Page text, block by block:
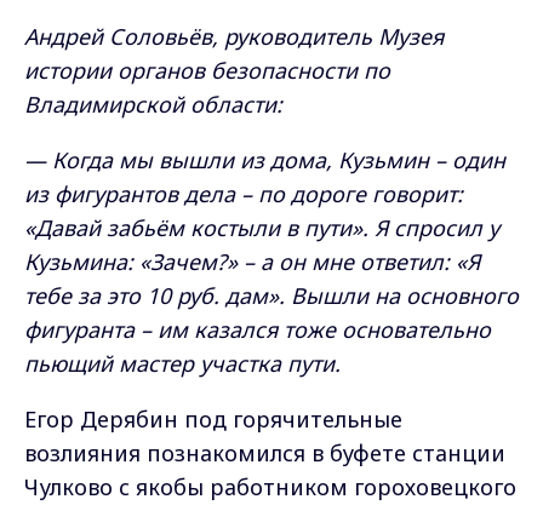
Андрей Соловьёв, руководитель Музея
истории органов безопасности по
Владимирской области:
— Когда мы вышли из дома, Кузьмин – один
из фигурантов дела – по дороге говорит:
«Давай забьём костыли в пути». Я спросил у
Кузьмина: «Зачем?» – а он мне ответил: «Я
тебе за это 10 руб. дам». Вышли на основного
фигуранта – им казался тоже основательно
пьющий мастер участка пути.
Егор Дерябин под горячительные
возлияния познакомился в буфете станции
Чулково с якобы работником гороховецкого